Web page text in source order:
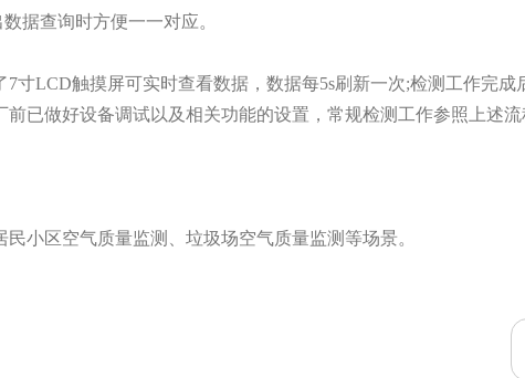
据查询时方便一一对应。
LCD触摸屏可实时查看数据，数据每5s刷新一次;检测工作完成
已做好设备调试以及相关功能的设置，常规检测工作参照上述流
小区空气质量监测、垃圾场空气质量监测等场景。